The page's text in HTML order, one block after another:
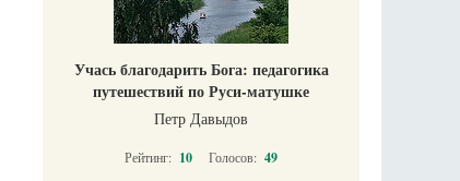
Учась благодарить Бога: педагогика
путешествий по Руси-матушке
Петр Давыдов
Рейтинг: 10 Голосов: 49